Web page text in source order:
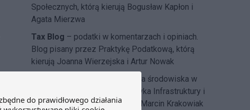
Społecznych, którą kierują Bogusław Kapłon i
Agata Mierzwa
Tax Blog – podatki w komentarzach i opiniach.
Blog pisany przez Praktykę Podatkową, którą
kierują Joanna Wierzejska i Artur Nowak
– ochrona środowiska w
przepisach. Blog tworzy Praktyka Infrastruktury i
Energetyki, której szefem jest Marcin Krakowiak